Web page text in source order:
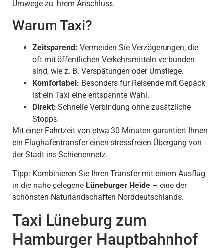
Umwege zu Ihrem Anschluss.
Warum Taxi?
Zeitsparend: Vermeiden Sie Verzögerungen, die
oft mit öffentlichen Verkehrsmitteln verbunden
sind, wie z. B. Verspätungen oder Umstiege.
Komfortabel: Besonders für Reisende mit Gepäck
ist ein Taxi eine entspannte Wahl.
Direkt: Schnelle Verbindung ohne zusätzliche
Stopps.
Mit einer Fahrtzeit von etwa 30 Minuten garantiert Ihnen
ein Flughafentransfer einen stressfreien Übergang von
der Stadt ins Schienennetz.
Tipp: Kombinieren Sie Ihren Transfer mit einem Ausflug
in die nahe gelegene Lüneburger Heide – eine der
schönsten Naturlandschaften Norddeutschlands.
Taxi Lüneburg zum
Hamburger Hauptbahnhof